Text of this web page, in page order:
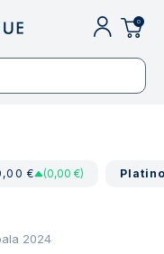
0
€ (0,00 €)
2024